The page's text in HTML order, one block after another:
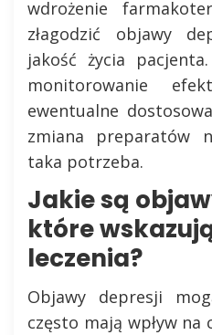
wdrożenie
złagodzić objawy
jakość życia
monitorowanie
ewentualne
zmiana preparatów
taka potrzeba.
Jakie są
które
leczenia?
Objawy depresji
często mają wpływ na